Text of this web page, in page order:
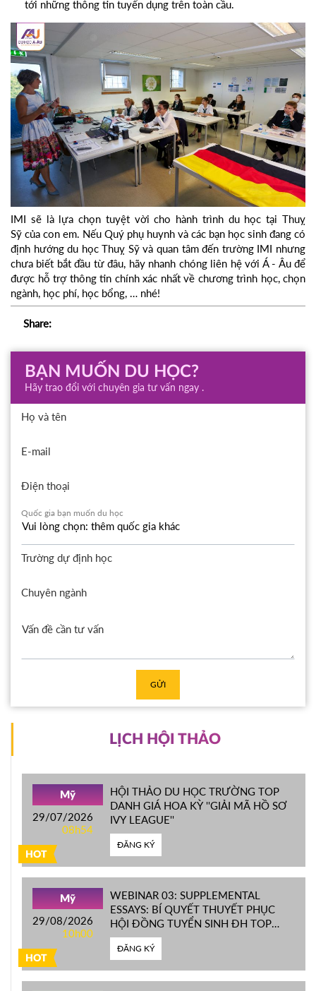
tới những thông tin tuyển dụng trên toàn cầu.
IMI sẽ là lựa chọn tuyệt vời cho hành trình du học tại Thuỵ
Sỹ của con em. Nếu Quý phụ huynh và các bạn học sinh đang có
định hướng du học Thuỵ Sỹ và quan tâm đến trường IMI nhưng
chưa biết bắt đầu từ đâu, hãy nhanh chóng liên hệ với Á - Âu để
được hỗ trợ thông tin chính xác nhất về chương trình học, chọn
ngành, học phí, học bổng, … nhé!
Share:
BẠN MUỐN DU HỌC?
Hãy trao đổi với chuyên gia tư vấn ngay .
Họ và tên
E-mail
Điện thoại
Quốc gia bạn muốn du học
Trường dự định học
Chuyên ngành
GỬI
LỊCH HỘI THẢO
HOT
Mỹ
29/07/2026
08h54
HỘI THẢO DU HỌC TRƯỜNG TOP
DANH GIÁ HOA KỲ ''GIẢI MÃ HỒ SƠ
IVY LEAGUE''
ĐĂNG KÝ
HOT
Mỹ
29/08/2026
10h00
WEBINAR 03: SUPPLEMENTAL
ESSAYS: BÍ QUYẾT THUYẾT PHỤC
HỘI ĐỒNG TUYỂN SINH ĐH TOP
ĐẦU MỸ
ĐĂNG KÝ